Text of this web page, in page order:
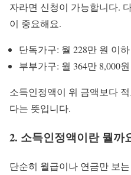
자라면 신청이 가능합니다.
이 중요해요.
단독가구: 월 228만 원 이하
부부가구: 월 364만 8,000
소득인정액이 위 금액보다
다는 뜻입니다.
2. 소득인정액이란 뭘까
단순히 월급이나 연금만 보